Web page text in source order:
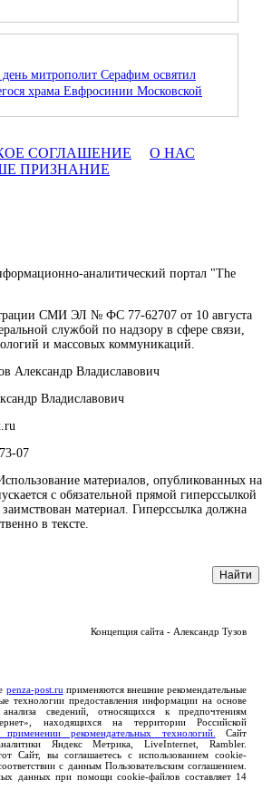
митрополит Серафим освятил
храма Евфросинии Московской
СОГЛАШЕНИЕ
О НАС
ПРИЗНАНИЕ
аналитический портал "The
СМИ ЭЛ № ФС 77-62707 от 10 августа
службой по надзору в сфере связи,
и массовых коммуникаций.
Александр Владиславович
Владиславович
07
материалов, опубликованных на
с обязательной прямой гиперссылкой
материал. Гиперссылка должна
в тексте.
Концепция сайта - Александр Тузов
penza-post.ru применяются внешние рекомендательные
технологии предоставления информации на основе
сведений, относящихся к предпочтениям
находящихся на территории Российской
рекомендательных технологий.
Сайт
Яндекс Метрика, LiveInternet, Rambler.
Сайт, вы соглашаетесь с использованием cookie-
с данным Пользовательским соглашением.
данных при помощи cookie-файлов составляет 14